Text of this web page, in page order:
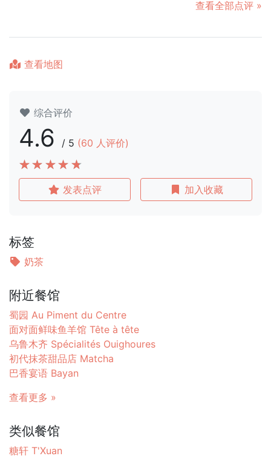
查看全部点评 »
查看地图
综合评价
4.6 / 5 (60 人评价)
发表点评 加入收藏
标签
奶茶
附近餐馆
蜀园 Au Piment du Centre
面对面鲜味鱼羊馆 Tête à tête
乌鲁木齐 Spécialités Ouighoures
初代抹茶甜品店 Matcha
巴香宴语 Bayan
查看更多 »
类似餐馆
糖轩 T'Xuan